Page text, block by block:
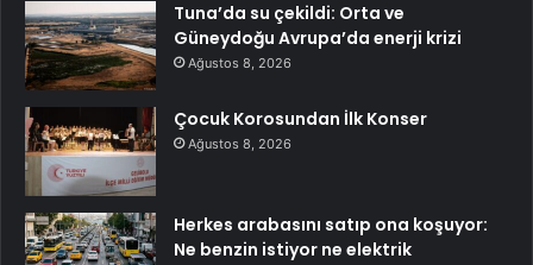
Tuna’da su çekildi: Orta ve
Güneydoğu Avrupa’da enerji krizi
Ağustos 8, 2026
Çocuk Korosundan İlk Konser
Ağustos 8, 2026
Herkes arabasını satıp ona koşuyor:
Ne benzin istiyor ne elektrik